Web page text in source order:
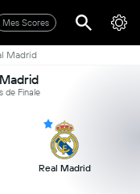
Mes Scores
Madrid
de Finale
Real Madrid